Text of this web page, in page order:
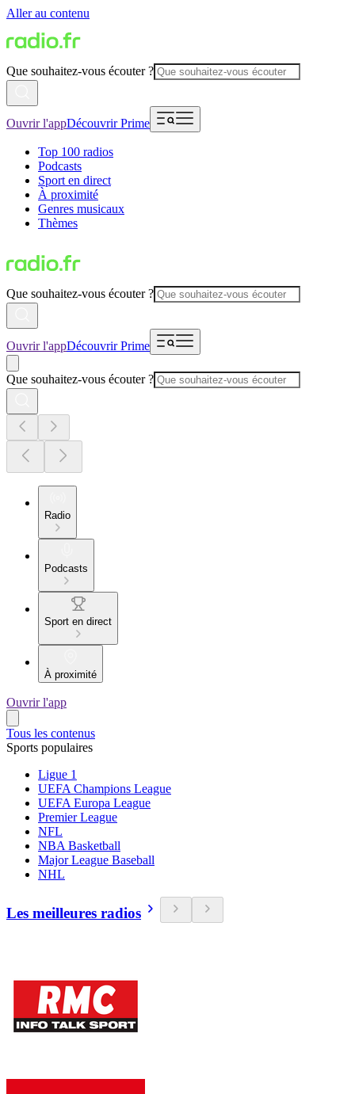
Aller au contenu
Que souhaitez-vous écouter ?
Ouvrir l'appDécouvrir Prime
Top 100 radios
Podcasts
Sport en direct
À proximité
Genres musicaux
Thèmes
Que souhaitez-vous écouter ?
Ouvrir l'appDécouvrir Prime
Que souhaitez-vous écouter ?
Radio
Podcasts
Sport en direct
À proximité
Ouvrir l'app
Tous les contenus
Sports populaires
Ligue 1
UEFA Champions League
UEFA Europa League
Premier League
NFL
NBA Basketball
Major League Baseball
NHL
Les meilleures radios